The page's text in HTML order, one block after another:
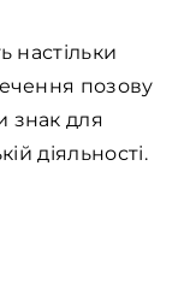
настільки
позову
знак для
діяльності.